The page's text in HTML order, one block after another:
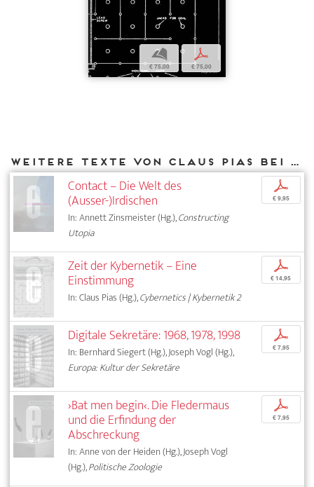
b
€ 75,00
p
€ 75,00
Weitere Texte von Claus Pias bei DIAPHANES
Contact – Die Welt des
(Ausser-)Irdischen
In: Annett Zinsmeister (Hg.),Constructing
Utopia
p
€ 9,95
Zeit der Kybernetik – Eine
Einstimmung
In: Claus Pias (Hg.),Cybernetics | Kybernetik 2
p
€ 14,95
Digitale Sekretäre: 1968, 1978, 1998
In: Bernhard Siegert (Hg.), Joseph Vogl (Hg.),
Europa: Kultur der Sekretäre
p
€ 7,95
›Bat men begin‹. Die Fledermaus
und die Erfindung der
Abschreckung
In: Anne von der Heiden (Hg.), Joseph Vogl
(Hg.),Politische Zoologie
p
€ 7,95